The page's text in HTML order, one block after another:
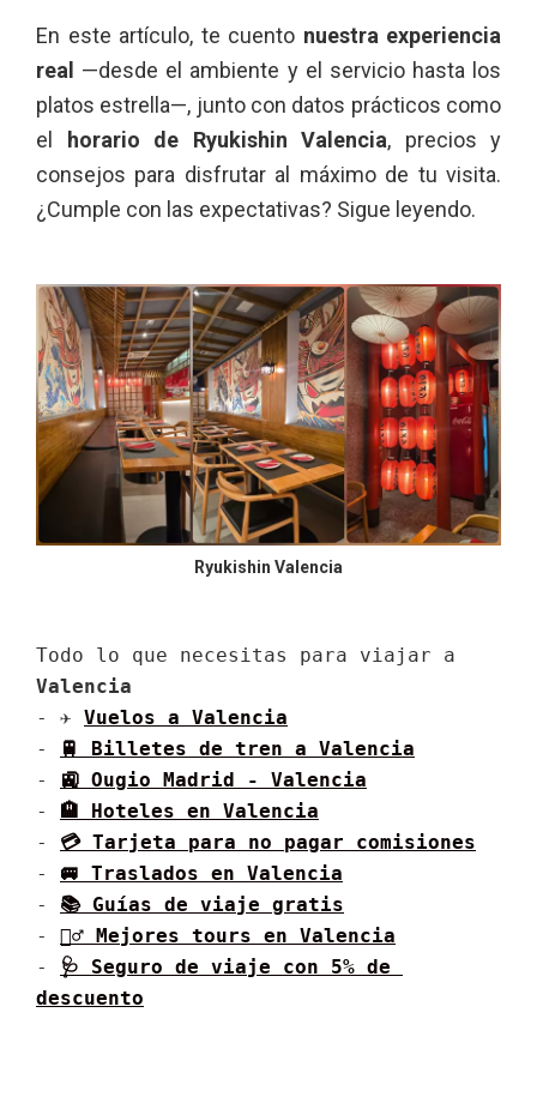
En este artículo, te cuento nuestra experiencia
real
—desde el ambiente y el servicio hasta los
platos estrella—, junto con datos prácticos como
el
horario de Ryukishin Valencia, precios y
consejos para disfrutar al máximo de tu visita.
¿Cumple con las expectativas? Sigue leyendo.
Ryukishin Valencia
Valencia
- ✈ Vuelos a Valencia
-
🚆 Billetes de tren a Valencia
-
🚉 Ougio Madrid - Valencia
- 🏨 Hoteles en Valencia
- 💳 Tarjeta para no pagar comisiones
- 🚐 Traslados en Valencia
- 📚 Guías de viaje gratis
- 🚶‍♂️ Mejores tours en Valencia
-
🩺 Seguro de viaje con 5% de
descuento